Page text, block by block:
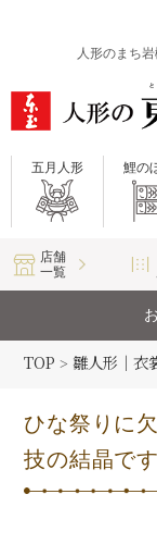
人形のまち
五月人形 鯉の
店舗
一覧
TOP >雛人形｜衣
ひな祭りに
技の結晶です